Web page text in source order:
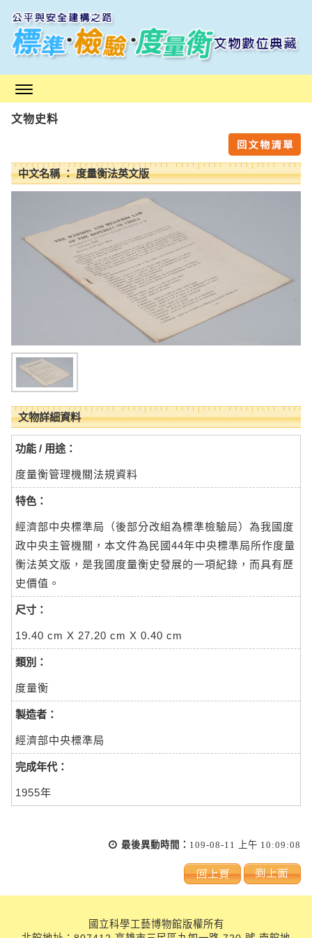
內
文物史料
中文名稱 ： 度量衡法英文版
文物詳細資料
功能 / 用途：
度量衡管理機關法規資料
特色：
經濟部中央標準局（後部分改組為標準檢驗局）為我國度
政中央主管機關，本文件為民國44年中央標準局所作度量
衡法英文版，是我國度量衡史發展的一項紀錄，而具有歷
史價值。
尺寸：
19.40 cm X 27.20 cm X 0.40 cm
類別：
度量衡
製造者：
經濟部中央標準局
完成年代：
1955年
最後異動時間： 109-08-11 上午 10:09:08
國立科學工藝博物館版權所有